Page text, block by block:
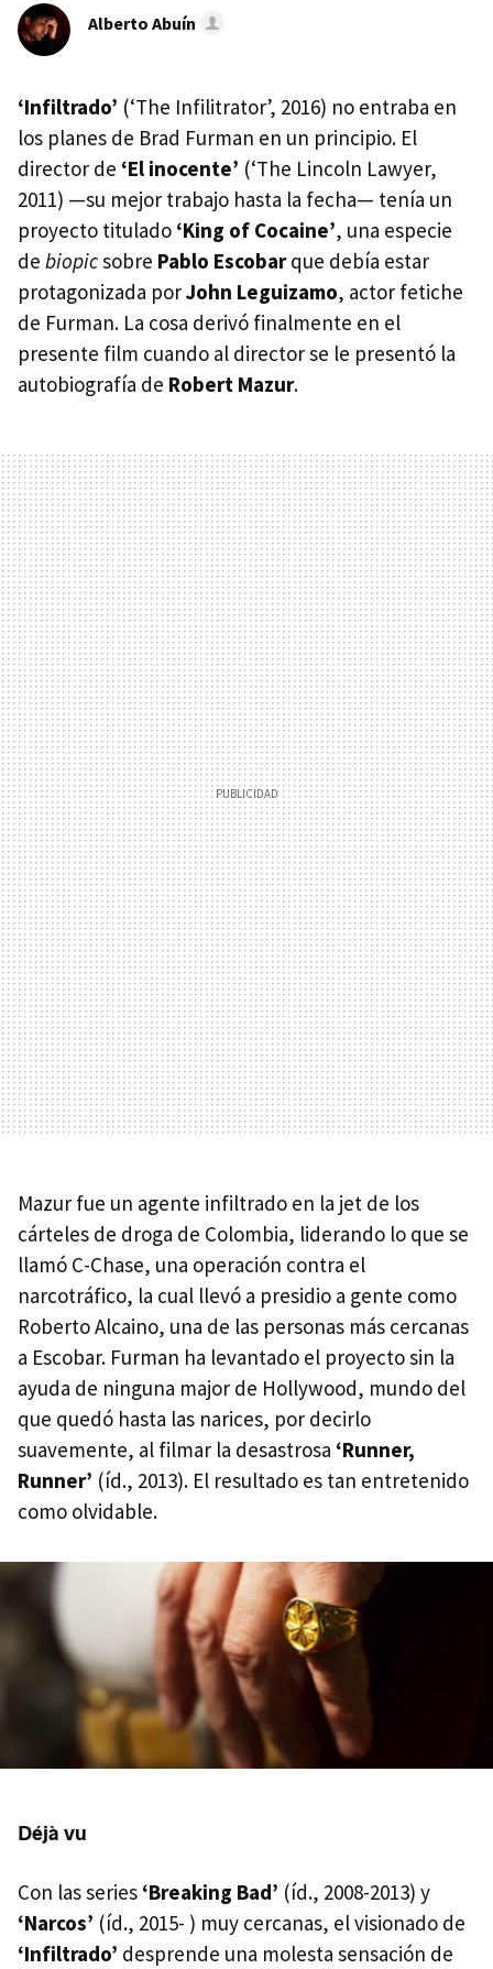
Alberto Abuín
‘Infiltrado’ (‘The Infilitrator’, 2016) no entraba en
los planes de Brad Furman en un principio. El
director de ‘El inocente’ (‘The Lincoln Lawyer,
2011) —su mejor trabajo hasta la fecha— tenía un
proyecto titulado ‘King of Cocaine’, una especie
de biopicsobre Pablo Escobarque debía estar
protagonizada porJohn Leguizamo, actor fetiche
de Furman. La cosa derivó finalmente en el
presente film cuando al director se le presentó la
autobiografía de Robert Mazur.
Mazur fue un agente infiltrado en la jet de los
cárteles de droga de Colombia, liderando lo que se
llamó C-Chase, una operación contra el
narcotráfico, la cual llevó a presidio a gente como
Roberto Alcaino, una de las personas más cercanas
a Escobar. Furman ha levantado el proyecto sin la
ayuda de ninguna major de Hollywood, mundo del
que quedó hasta las narices, por decirlo
suavemente, al filmar la desastrosa ‘Runner,
Runner’ (íd., 2013). El resultado es tan entretenido
como olvidable.
Déjà vu
Con las series ‘Breaking Bad’ (íd., 2008-2013) y
‘Narcos’ (íd., 2015- ) muy cercanas, el visionado de
‘Infiltrado’ desprende una molesta sensación de